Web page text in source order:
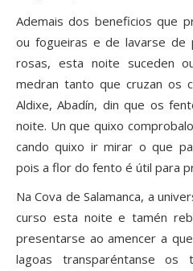
Ademais dos beneficios que
ou fogueiras e de lavarse de
rosas, esta noite suceden
medran tanto que cruzan os
Aldixe, Abadín, din que os
noite. Un que quixo
cando quixo ir mirar o que
pois a flor do fento é útil para
Na Cova de Salamanca, a
curso esta noite e tamén
presentarse ao amencer a
lagoas transparéntanse os